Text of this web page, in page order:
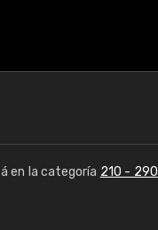
en la categoría 210 - 290